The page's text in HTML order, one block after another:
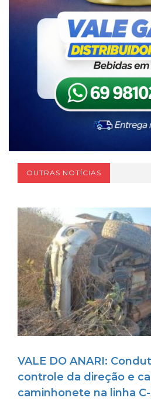
OUTRAS NOTÍCIAS
VALE DO ANARI:
controle da direção e
caminhonete na linha